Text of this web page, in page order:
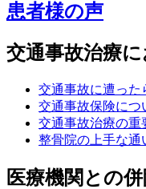
患者様の声
交通事故治療
交通事故に遭った
交通事故保険につ
交通事故治療の重
整骨院の上手な通
医療機関との